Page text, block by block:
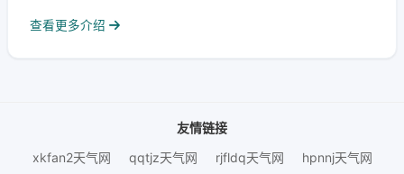
查看更多介绍
友情链接
xkfan2天气网
qqtjz天气网 rjfldq天气网 hpnnj天气网